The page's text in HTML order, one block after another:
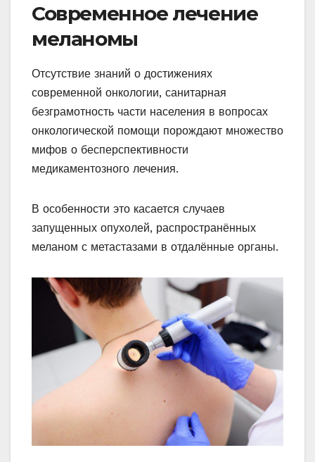
Современное лечение
меланомы
Отсутствие знаний о достижениях
современной онкологии, санитарная
безграмотность части населения в вопросах
онкологической помощи порождают множество
мифов о бесперспективности
медикаментозного лечения.
В особенности это касается случаев
запущенных опухолей, распространённых
меланом с метастазами в отдалённые органы.